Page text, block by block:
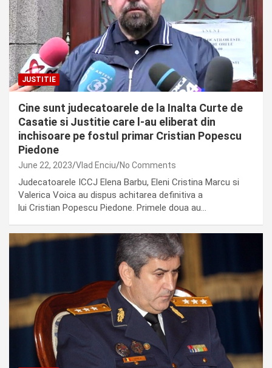
JUSTITIE
Cine sunt judecatoarele de la Inalta Curte de
Casatie si Justitie care l-au eliberat din
inchisoare pe fostul primar Cristian Popescu
Piedone
June 22, 2023 Vlad Enciu No Comments
Judecatoarele ICCJ Elena Barbu, Eleni Cristina Marcu si
Valerica Voica au dispus achitarea definitiva a
lui Cristian Popescu Piedone. Primele doua au…